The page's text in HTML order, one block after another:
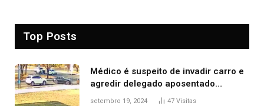
Top Posts
Médico é suspeito de invadir carro e
agredir delegado aposentado
durante confusão no trânsito
setembro 19, 2024 47 Visitas